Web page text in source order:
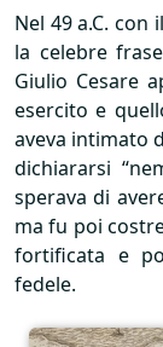
Nel 49 a.C.
la celebre
Giulio Cesare
esercito e
aveva intimato
dichiararsi
sperava di
ma fu poi
fortificata e
fedele.